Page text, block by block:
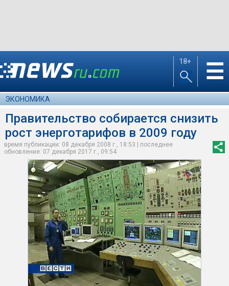
18+ ☰
ЭКОНОМИКА
Правительство собирается снизить
рост энерготарифов в 2009 году
время публикации: 08 декабря 2008 г., 18:53 | последнее
обновление: 07 декабря 2017 г., 09:54